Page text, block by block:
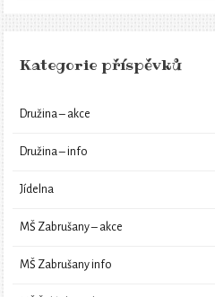
Kategorie příspěvků
Družina – akce
Družina – info
Jídelna
MŠ Zabrušany – akce
MŠ Zabrušany info